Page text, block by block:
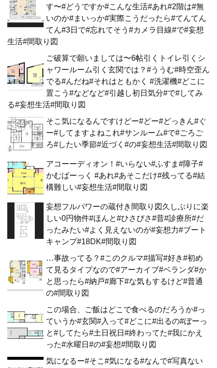
す〜#どうですか#こんな生活#あれ#2階は#無
いのか#まいっか#実際こうだったら#てんてん
てん#3日で#忘れてそう#カメラ目線#で#妄想
生活#間取り図
ご破算で願いましては〜6帖引くトイレ引くシ
ャワールーム引く玄関では？#ううむ#時空歪ん
でる#んだね#それはともかく #洗濯機#どこに
置こう#などなど#引越し初日気分#で#してみ
る#妄想生活#間取り図
そこ気になるんですけどー#どー#どっきん#ぐ
ー#してますよねこれ#サンルーム#で#ごろご
ろ#したい季節#近づく#の#妄想生活#間取り図
アコーーディオン！#いらない#ふすま#障子#
かむばーっく #あれ#あそこだけ#残ってる#結
構難しい#妄想生活#間取り図
妄想フルパワーの蔵付き間取り図久しぶりに楽
しい0円物件#ほんと#ひさびさ#昔#診療所#だ
ったみたい#よく見えないのが#妄想力#ブート
キャンプ#18DK#間取り図
…事故ってる？#このクルマ#描写#好き#初め
て見るタイプなので#アーカイブ#ベランダ#か
と思ったら#納戸#廊下#な気もするけど#普通
の#間取り図
この場合、ご飯はどこで食べるのだろうか#っ
ていうか#玄関#入って#どこに#出るの#ぼーっ
と#してたら#土日祝日#終わってた#我にかえ
った#水曜日#の#妄想#間取り図
気になるー#そこ#気になる#なんで#写真ない